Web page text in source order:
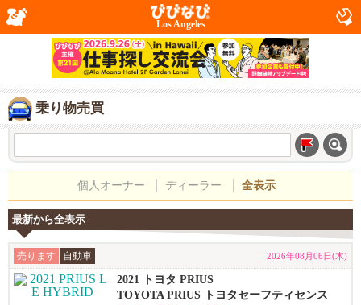
Los Angeles
乗り物売買
個人オーナー ディーラー 全表示
最新から全表示
売ります 自動車 2026年08月06日(木)
2021 トヨタ PRIUS
TOYOTA PRIUS トヨタセーフティセンス